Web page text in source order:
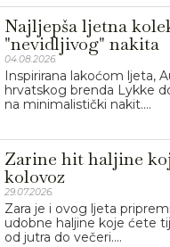
Najljepša ljetna
"nevidljivog" nakita
04.08.2026.
Inspirirana lakoćom ljeta,
hrvatskog brenda Lykke
na minimalistički nakit....
Zarine hit haljine
kolovoz
29.07.2026.
Zara je i ovog ljeta
udobne haljine koje ćete
od jutra do večeri....